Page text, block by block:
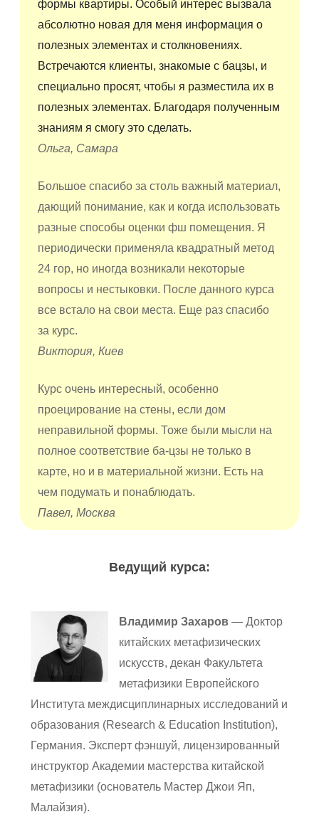
формы квартиры. Особый интерес вызвала
абсолютно новая для меня информация о
полезных элементах и столкновениях.
Встречаются клиенты, знакомые с бацзы, и
специально просят, чтобы я разместила их в
полезных элементах. Благодаря полученным
знаниям я смогу это сделать.
Ольга, Самара
Большое спасибо за столь важный материал,
дающий понимание, как и когда использовать
разные способы оценки фш помещения. Я
периодически применяла квадратный метод
24 гор, но иногда возникали некоторые
вопросы и нестыковки. После данного курса
все встало на свои места. Еще раз спасибо
за курс.
Виктория, Киев
Курс очень интересный, особенно
проецирование на стены, если дом
неправильной формы. Тоже были мысли на
полное соответствие ба-цзы не только в
карте, но и в материальной жизни. Есть на
чем подумать и понаблюдать.
Павел, Москва
Ведущий курса:
Владимир Захаров— Доктор
китайских метафизических
искусств, декан Факультета
метафизики Европейского
Института междисциплинарных исследований и
образования (Research & Education Institution),
Германия. Эксперт фэншуй, лицензированный
инструктор Академии мастерства китайской
метафизики (основатель Мастер Джои Яп,
Малайзия).